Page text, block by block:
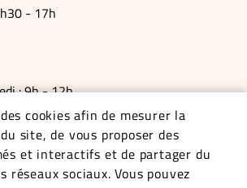
cookies afin de mesurer la
site, de vous proposer des
et interactifs et de partager du
réseaux sociaux. Vous pouvez
- 17h
: 9h - 12h
le mardi soir, le vendredi matin et